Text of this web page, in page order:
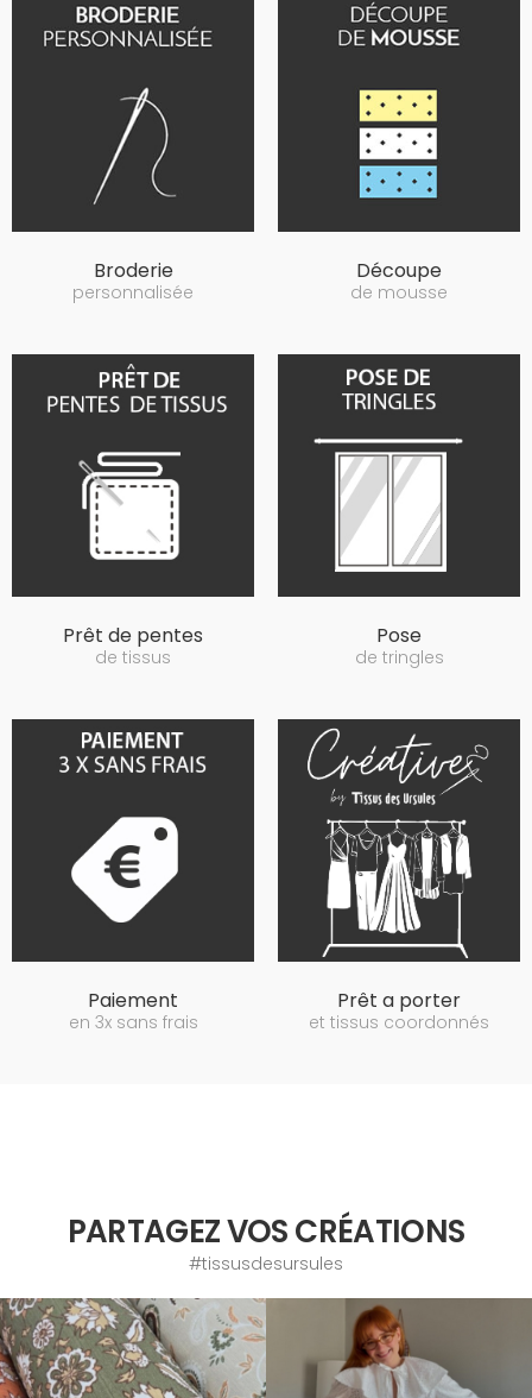
Broderie
personnalisée
Découpe
de mousse
Prêt de pentes
de tissus
Pose
de tringles
Paiement
en 3x sans frais
Prêt a porter
et tissus coordonnés
PARTAGEZ VOS CRÉATIONS
#tissusdesursules